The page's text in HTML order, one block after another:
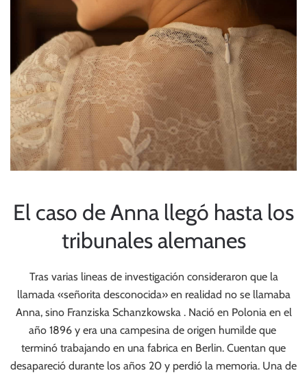
El caso de Anna llegó hasta los
tribunales alemanes
Tras varias lineas de investigación consideraron que la
llamada «señorita desconocida» en realidad no se llamaba
Anna, sino Franziska Schanzkowska . Nació en Polonia en el
año 1896 y era una campesina de origen humilde que
terminó trabajando en una fabrica en Berlin. Cuentan que
desapareció durante los años 20 y perdió la memoria. Una de